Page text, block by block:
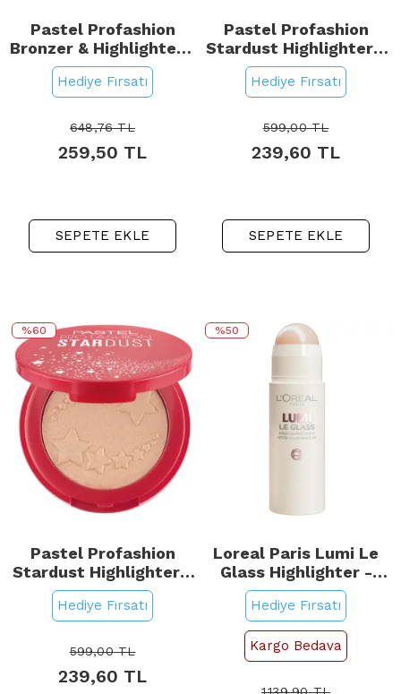
Pastel Profashion
Bronzer & Highlighter -
Bronzer ve Aydınlatıcı
Set No: 02 Tan Bronze
Hediye Fırsatı
648,76TL
259,50 TL
SEPETE EKLE
Pastel Profashion
Stardust Highlighter -
Aydınlatıcı No: 321 Nova
Hediye Fırsatı
599,00TL
239,60 TL
SEPETE EKLE
%60
Pastel Profashion
Stardust Highlighter -
Aydınlatıcı No: 322
Spica
Hediye Fırsatı
599,00TL
239,60 TL
%50
Loreal Paris Lumi Le
Glass Highlighter -
Stick Aydınlatıcı No:
610 Glassy Pearl Eclat
Hediye Fırsatı
Kargo Bedava